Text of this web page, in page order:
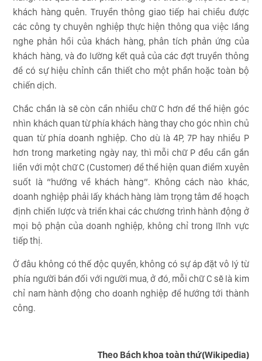
khách hàng quên. Truyền thông giao tiếp hai chiều được
các công ty chuyên nghiệp thực hiện thông qua việc lắng
nghe phản hồi của khách hàng, phân tích phản ứng của
khách hàng, và đo lường kết quả của các đợt truyền thông
để có sự hiệu chỉnh cần thiết cho một phần hoặc toàn bộ
chiến dịch.
Chắc chắn là sẽ còn cần nhiều chữ C hơn để thể hiện góc
nhìn khách quan từ phía khách hàng thay cho góc nhìn chủ
quan từ phía doanh nghiệp. Cho dù là 4P, 7P hay nhiều P
hơn trong marketing ngày nay, thì mỗi chữ P đều cần gắn
liền với một chữ C (Customer) để thể hiện quan điểm xuyên
suốt là “hướng về khách hàng”. Không cách nào khác,
doanh nghiệp phải lấy khách hàng làm trọng tâm để hoạch
định chiến lược và triển khai các chương trình hành động ở
mọi bộ phận của doanh nghiệp, không chỉ trong lĩnh vực
tiếp thị.
Ở đâu không có thế độc quyền, không có sự áp đặt vô lý từ
phía người bán đối với người mua, ở đó, mỗi chữ C sẽ là kim
chỉ nam hành động cho doanh nghiệp để hướng tới thành
công.
Theo Bách khoa toàn thứ(Wikipedia)